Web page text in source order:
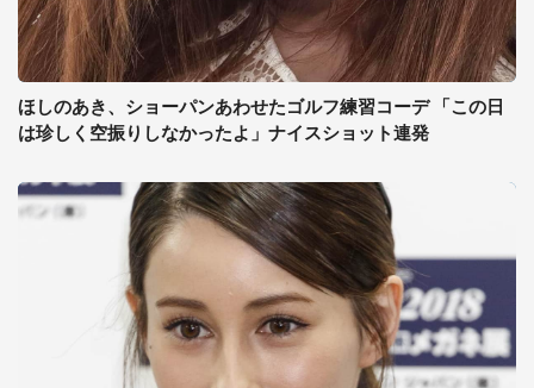
ほしのあき、ショーパンあわせたゴルフ練習コーデ 「この日
は珍しく空振りしなかったよ」ナイスショット連発